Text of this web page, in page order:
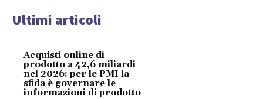
Ultimi articoli
Acquisti online di
prodotto a 42,6 miliardi
nel 2026: per le PMI la
sfida è governare le
informazioni di prodotto